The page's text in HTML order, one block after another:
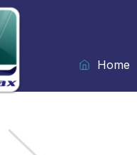
Ir
para
o
conteúdo
Home